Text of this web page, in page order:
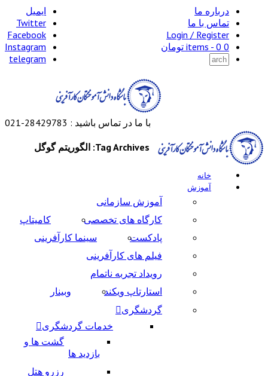
درباره ما
تماس با ما
Login / Register
0 items -
0 تومان
ایمیل
Twitter
Facebook
Instagram
telegram
با ما در تماس باشید : 28429783-021
خانه
آموزش
آموزش سازمانی
کارگاه های تخصصی
کامیتاپ
پادکست
سینما کارآفرینی
فیلم های کارآفرینی
رویداد تجربه ناتمام
استارتاپ ویکند
وبینار
گردشگری
خدمات گردشگری
گشت ها و
بازدید ها
رزرو هتل
Tag Archives: الگوریتم گوگل